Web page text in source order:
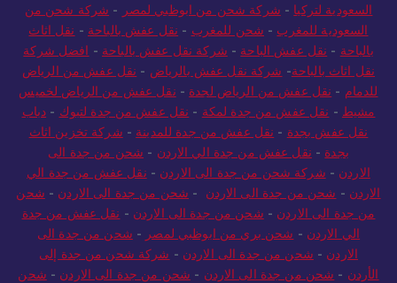
السعودية لتركيا - شركة شحن من ابوظبي لمصر - شركة شحن من
السعودية للمغرب - شحن للمغرب - نقل عفش بالباحة - نقل اثاث
بالباحة - نقل عفش الباحة - شركة نقل عفش بالباحة - افضل شركة
نقل اثاث بالباحة- شركة نقل عفش بالرياض - نقل عفش من الرياض
للدمام - نقل عفش من الرياض لجدة - نقل عفش من الرياض لخميس
مشيط - نقل عفش من جدة لمكة - نقل عفش من جدة لتبوك - دباب
نقل عفش بجدة - نقل عفش من جدة للمدينة - شركة تخزين اثاث
بجدة - نقل عفش من جدة الي الاردن - شحن من جدة الى
الاردن - شركة شحن من جدة الى الاردن - نقل عفش من جدة الي
الاردن - شحن من جدة الى الاردن - شحن من جدة الى الاردن - شحن
من جدة الى الاردن - شحن من جدة الى الاردن - نقل عفش من جدة
الي الاردن - شحن بري من ابوظبي لمصر - شحن من جدة الى
الاردن - شحن من جدة الى الاردن - شركة شحن من جدة إلى
الأردن - شحن من جدة الى الاردن - شحن من جدة الى الاردن - شحن